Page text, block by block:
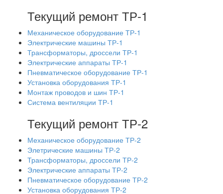
Текущий ремонт ТР-1
Механическое оборудование ТР-1
Электрические машины ТР-1
Трансформаторы, дроссели ТР-1
Электрические аппараты ТР-1
Пневматическое оборудование ТР-1
Установка оборудования ТР-1
Монтаж проводов и шин ТР-1
Система вентиляции ТР-1
Текущий ремонт ТР-2
Механическое оборудование ТР-2
Элетрические машины ТР-2
Трансформаторы, дроссели ТР-2
Электрические аппараты ТР-2
Пневматическое оборудование ТР-2
Установка оборудования ТР-2